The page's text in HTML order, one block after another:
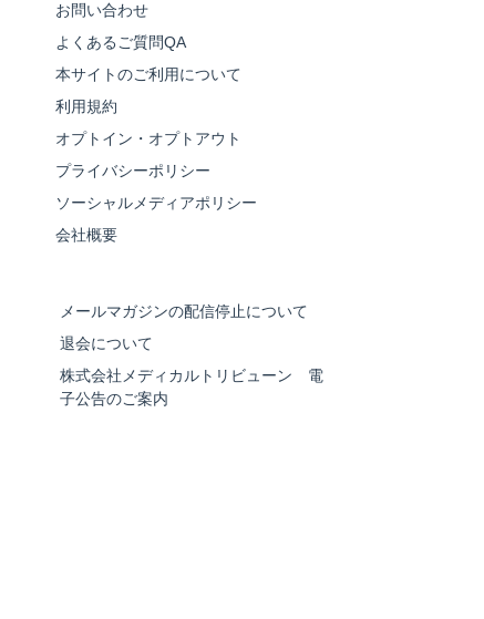
お問い合わせ
よくあるご質問QA
本サイトのご利用について
利用規約
オプトイン・オプトアウト
プライバシーポリシー
ソーシャルメディアポリシー
会社概要
メールマガジンの配信停止について
退会について
株式会社メディカルトリビューン 電
子公告のご案内